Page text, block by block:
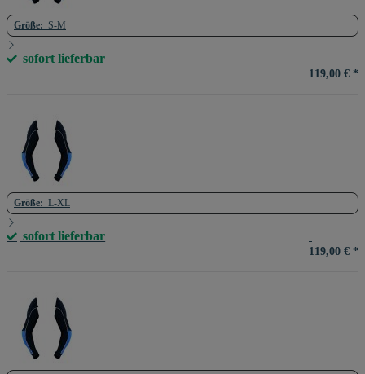
Größe: S-M
sofort lieferbar
119,00 € *
Größe: L-XL
sofort lieferbar
119,00 € *